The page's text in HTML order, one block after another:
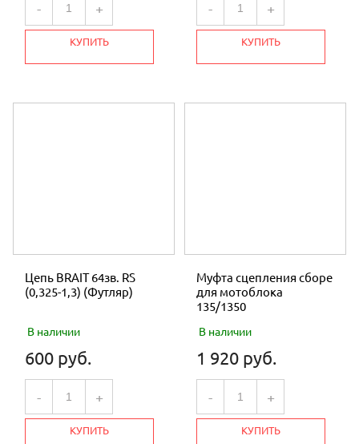
- +
КУПИТЬ
- +
КУПИТЬ
Цепь BRAIT 64зв. RS
(0,325-1,3) (Футляр)
В наличии
600 руб.
- +
КУПИТЬ
Муфта сцепления сборе
для мотоблока
135/1350
В наличии
1 920 руб.
- +
КУПИТЬ